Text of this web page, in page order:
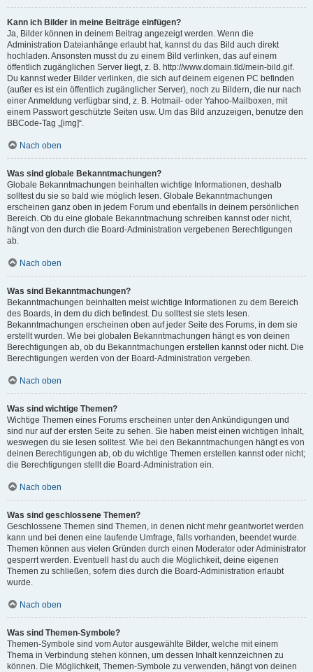
Kann ich Bilder in meine Beiträge einfügen?
Ja, Bilder können in deinem Beitrag angezeigt werden. Wenn die
Administration Dateianhänge erlaubt hat, kannst du das Bild auch direkt
hochladen. Ansonsten musst du zu einem Bild verlinken, das auf einem
öffentlich zugänglichen Server liegt, z. B. http://www.domain.tld/mein-bild.gif.
Du kannst weder Bilder verlinken, die sich auf deinem eigenen PC befinden
(außer es ist ein öffentlich zugänglicher Server), noch zu Bildern, die nur nach
einer Anmeldung verfügbar sind, z. B. Hotmail- oder Yahoo-Mailboxen, mit
einem Passwort geschützte Seiten usw. Um das Bild anzuzeigen, benutze den
BBCode-Tag „[img]“.
Nach oben
Was sind globale Bekanntmachungen?
Globale Bekanntmachungen beinhalten wichtige Informationen, deshalb
solltest du sie so bald wie möglich lesen. Globale Bekanntmachungen
erscheinen ganz oben in jedem Forum und ebenfalls in deinem persönlichen
Bereich. Ob du eine globale Bekanntmachung schreiben kannst oder nicht,
hängt von den durch die Board-Administration vergebenen Berechtigungen
ab.
Nach oben
Was sind Bekanntmachungen?
Bekanntmachungen beinhalten meist wichtige Informationen zu dem Bereich
des Boards, in dem du dich befindest. Du solltest sie stets lesen.
Bekanntmachungen erscheinen oben auf jeder Seite des Forums, in dem sie
erstellt wurden. Wie bei globalen Bekanntmachungen hängt es von deinen
Berechtigungen ab, ob du Bekanntmachungen erstellen kannst oder nicht. Die
Berechtigungen werden von der Board-Administration vergeben.
Nach oben
Was sind wichtige Themen?
Wichtige Themen eines Forums erscheinen unter den Ankündigungen und
sind nur auf der ersten Seite zu sehen. Sie haben meist einen wichtigen Inhalt,
weswegen du sie lesen solltest. Wie bei den Bekanntmachungen hängt es von
deinen Berechtigungen ab, ob du wichtige Themen erstellen kannst oder nicht;
die Berechtigungen stellt die Board-Administration ein.
Nach oben
Was sind geschlossene Themen?
Geschlossene Themen sind Themen, in denen nicht mehr geantwortet werden
kann und bei denen eine laufende Umfrage, falls vorhanden, beendet wurde.
Themen können aus vielen Gründen durch einen Moderator oder Administrator
gesperrt werden. Eventuell hast du auch die Möglichkeit, deine eigenen
Themen zu schließen, sofern dies durch die Board-Administration erlaubt
wurde.
Nach oben
Was sind Themen-Symbole?
Themen-Symbole sind vom Autor ausgewählte Bilder, welche mit einem
Thema in Verbindung stehen können, um dessen Inhalt kennzeichnen zu
können. Die Möglichkeit, Themen-Symbole zu verwenden, hängt von deinen